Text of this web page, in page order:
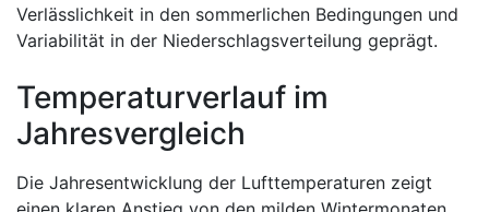
Verlässlichkeit in den sommerlichen Bedingungen und
Variabilität in der Niederschlagsverteilung geprägt.
Temperaturverlauf im
Jahresvergleich
Die Jahresentwicklung der Lufttemperaturen zeigt